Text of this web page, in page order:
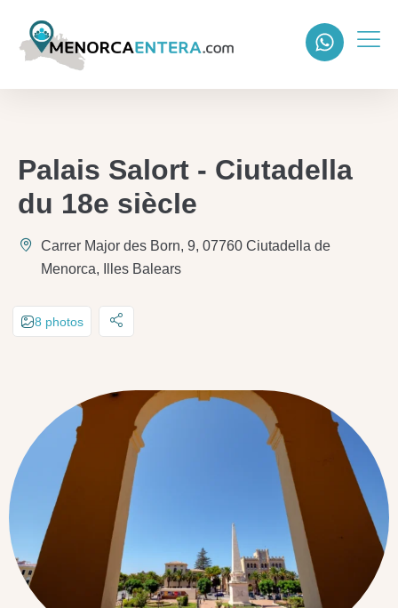
Palais Salort - Ciutadella
du 18e siècle
Carrer Major des Born, 9, 07760 Ciutadella de
Menorca, Illes Balears
8 photos